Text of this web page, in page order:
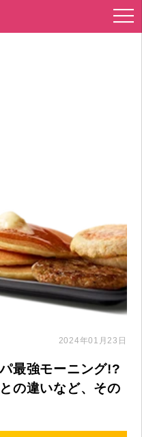
2024年01月23日
最強モーニング!?
の違いなど、その